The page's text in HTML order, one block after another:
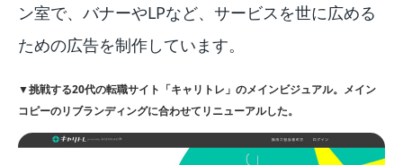
ン室で、バナーやLPなど、サービスを世に広める
ための広告を制作しています。
▼挑戦する20代の転職サイト「キャリトレ」のメインビジュアル。メイン
コピーのリブランディングに合わせてリニューアルした。